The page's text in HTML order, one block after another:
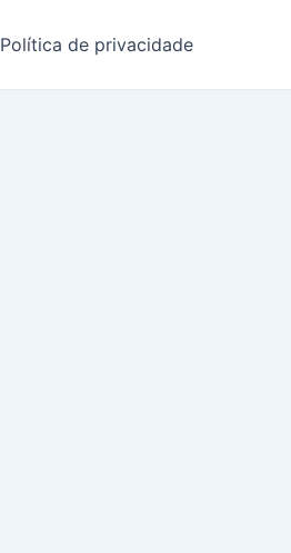
Política de privacidade